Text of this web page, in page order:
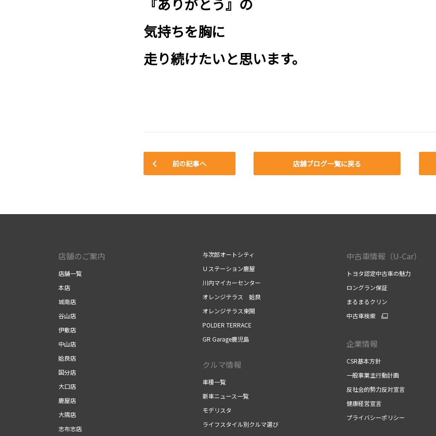
『ありがとう』の
気持ちを胸に
走り続けたいと思います。
前の記事へ 店舗ブログ一覧に戻る
店舗のご案内
店舗一覧
本店
城南店
谷山店
伊敷店
中山店
姶良店
国分店
大口店
鹿屋店
大隅店
志布志店
与次郎オートシティ
Ｕステーション鹿屋
川内マイカーセンター
オレンジテラス 姶良
オレンジテラス東開
POLDER TERRACE
GR Garage鹿児島
クルマ情報
車種一覧
新車ニュース一覧
モデリスタ
ライフスタイル別クルマ選び
中古車情報（U-Car）
トヨタ認定中古車の魅力
ロングラン保証
まるまるクリン
中古車検索
企業情報
CSR基本方針
一般事業主行動計画
反社会的勢力反対宣言
健康経営宣言
プライバシーポリシー